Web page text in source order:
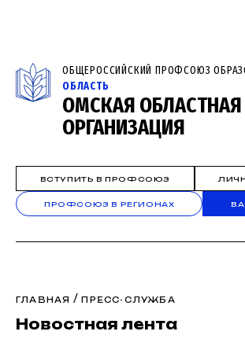
ОБЩЕРОССИЙСКИЙ ПРОФСОЮЗ
ОБЛАСТЬ
ОМСКАЯ ОБЛАСТНАЯ
ОРГАНИЗАЦИЯ
ВСТУПИТЬ В ПРОФСОЮЗ
ПРОФСОЮЗ В РЕГИОНАХ
ГЛАВНАЯ /ПРЕСС-СЛУЖБА
Новостная лента